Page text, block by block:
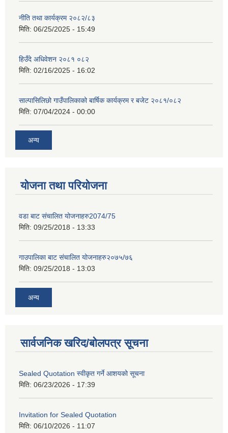
नीति तथा कार्यक्रम २०८२/८३
मिति: 06/25/2025 - 15:49
हिउँदे अधिवेशन २०८१ ०८२
मिति: 02/16/2025 - 16:02
साल्पासिलिछो गाउँपालिकाको बार्षिक कार्यक्रम र बजेट २०८१/०८२
मिति: 07/04/2024 - 00:00
अन्य
योजना तथा परियोजना
वडा बाट संचालित योजनाहरु2074/75
मिति: 09/25/2018 - 13:33
गाउपालिका बाट संचालित योजनाहरु२०७५/७६
मिति: 09/25/2018 - 13:03
अन्य
सार्वजनिक खरिद/बोलपत्र सूचना
Sealed Quotation स्वीकृत गर्ने आशयको सूचना
मिति: 06/23/2026 - 17:39
Invitation for Sealed Quotation
मिति: 06/10/2026 - 11:07